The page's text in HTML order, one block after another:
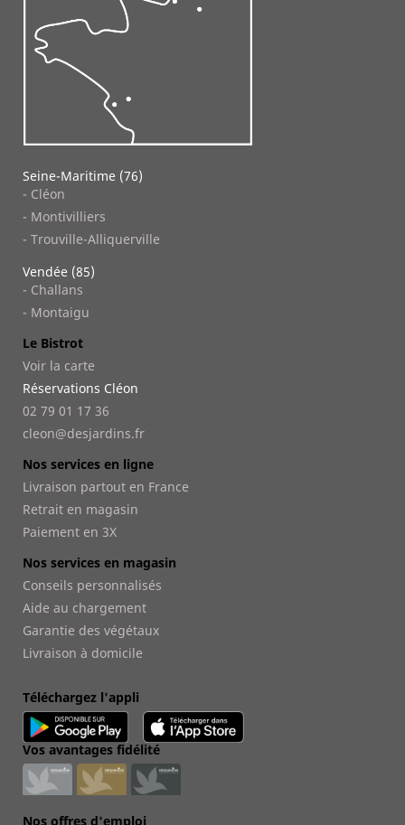
Seine-Maritime (76)
- Cléon
- Montivilliers
- Trouville-Alliquerville
Vendée (85)
- Challans
- Montaigu
Le Bistrot
Voir la carte
Réservations Cléon
02 79 01 17 36
cleon@desjardins.fr
Nos services en ligne
Livraison partout en France
Retrait en magasin
Paiement en 3X
Nos services en magasin
Conseils personnalisés
Aide au chargement
Garantie des végétaux
Livraison à domicile
Téléchargez l'appli
Vos avantages fidélité
Nos offres d'emploi